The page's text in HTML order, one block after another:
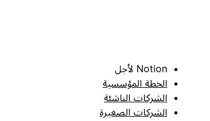
Notion لأجل
الخطة المؤسسية
الشركات الناشئة
الشركات الصغيرة